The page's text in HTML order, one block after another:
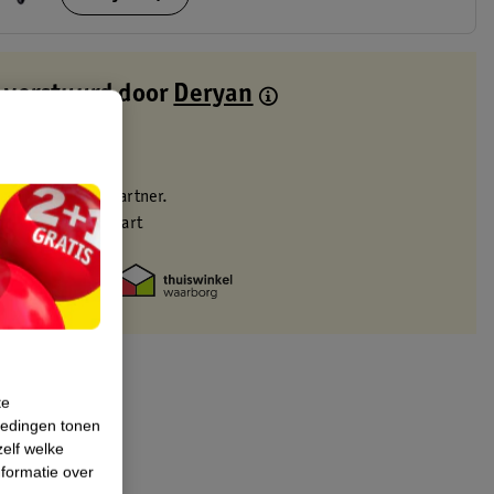
verstuurd door Deryan
via verkooppartner.
je Kruidvat kaart
tonen
welke
over